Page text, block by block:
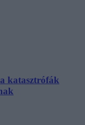
katasztrófák